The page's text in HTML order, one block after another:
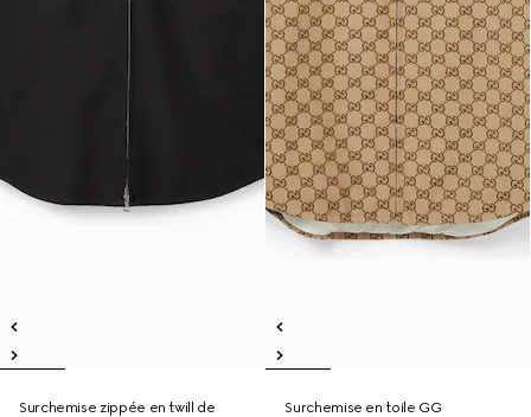
Surchemise zippée en twill de
Surchemise en toile GG